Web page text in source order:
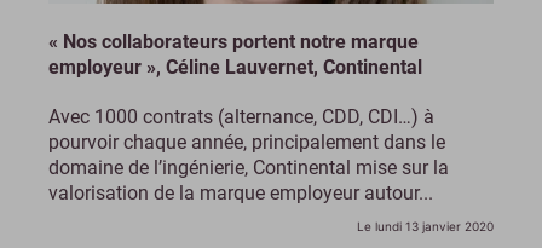
« Nos collaborateurs portent notre marque
employeur », Céline Lauvernet, Continental
Avec 1000 contrats (alternance, CDD, CDI…) à
pourvoir chaque année, principalement dans le
domaine de l’ingénierie, Continental mise sur la
valorisation de la marque employeur autour...
Le lundi 13 janvier 2020